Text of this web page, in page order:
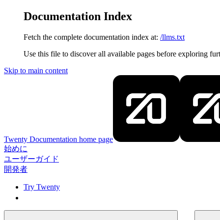
Documentation Index
Fetch the complete documentation index at: /llms.txt
Use this file to discover all available pages before exploring
Skip to main content
Twenty Documentation home page
始めに
ユーザーガイド
開発者
Try Twenty